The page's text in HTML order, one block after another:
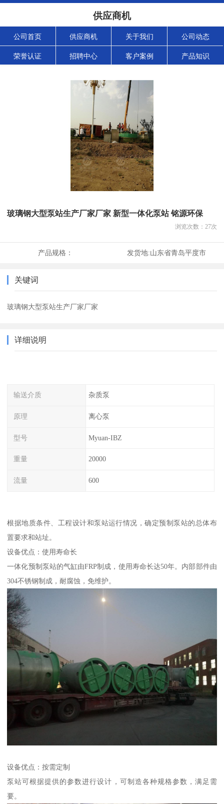
供应商机
公司首页 供应商机 关于我们 公司动态
荣誉认证 招聘中心 客户案例 产品知识
玻璃钢大型泵站生产厂家厂家 新型一体化泵站 铭源环保
浏览次数： 27次
产品规格： 发货地:山东省青岛平度市
关键词
玻璃钢大型泵站生产厂家厂家
详细说明
输送介质 杂质泵
原理 离心泵
型号 Myuan-IBZ
重量 20000
流量 600
根据地质条件、工程设计和泵站运行情况，确定预制泵站的总体布
置要求和站址。
设备优点：使用寿命长
一体化预制泵站的气缸由FRP制成，使用寿命长达50年。内部部件由
304不锈钢制成，耐腐蚀，免维护。
设备优点：按需定制
泵站可根据提供的参数进行设计，可制造各种规格参数，满足需
要。